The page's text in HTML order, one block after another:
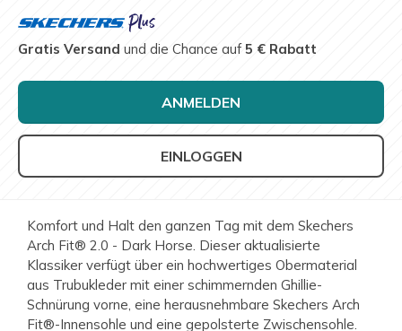
Gratis Versand und die Chance auf5 € Rabatt
ANMELDEN
EINLOGGEN
Komfort und Halt den ganzen Tag mit dem Skechers
Arch Fit® 2.0 - Dark Horse. Dieser aktualisierte
Klassiker verfügt über ein hochwertiges Obermaterial
aus Trubukleder mit einer schimmernden Ghillie-
Schnürung vorne, eine herausnehmbare Skechers Arch
Fit®-Innensohle und eine gepolsterte Zwischensohle.